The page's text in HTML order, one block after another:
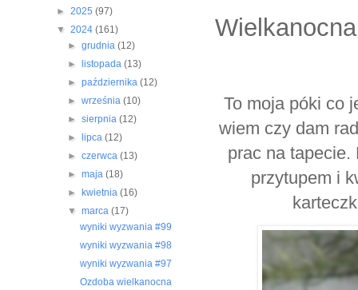
To moja póki co
wiem czy dam
prac na tapecie.
przytupem i
► 2025 (97)
▼ 2024 (161)
►grudnia(12)
►
listopada(13)
►października(12)
►września(10)
►sierpnia(12)
►
lipca(12)
►czerwca(13)
►maja(18)
►
kwietnia(16)
▼marca(17)
wyniki wyzwania #99
wyniki wyzwania #98
wyniki wyzwania #97
Ozdoba wielkanocna